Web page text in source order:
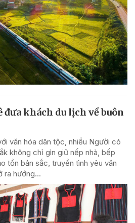
đưa khách du lịch về buôn
văn hóa dân tộc, nhiều Người có
không chỉ gìn giữ nếp nhà, bếp
tồn bản sắc, truyền tình yêu văn
ra hướng...